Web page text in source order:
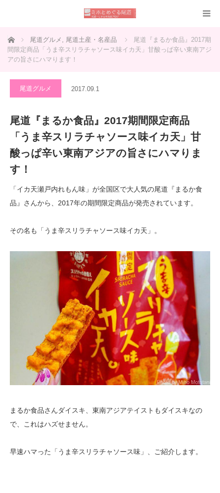
ホーム 尾道グルメ , 尾道土産・名産品
尾道『まるか食品』2017期
間限定商品「うま辛スリラチャソース味イカ天」甘酸っぱ辛い東南アジ
アの旨さにハマります！
尾道グルメ 2017.09.1
尾道『まるか食品』2017期間限定商品
「うま辛スリラチャソース味イカ天」甘
酸っぱ辛い東南アジアの旨さにハマりま
す！
「イカ天瀬戸内れもん味」が全国区で大人気の尾道『まるか食
品』さんから、2017年の期間限定商品が発売されています。
その名も「うま辛スリラチャソース味イカ天」。
まるか食品さんダイスキ、東南アジアテイストもダイスキなの
で、これはハズせません。
早速ハマった「うま辛スリラチャソース味」、ご紹介します。